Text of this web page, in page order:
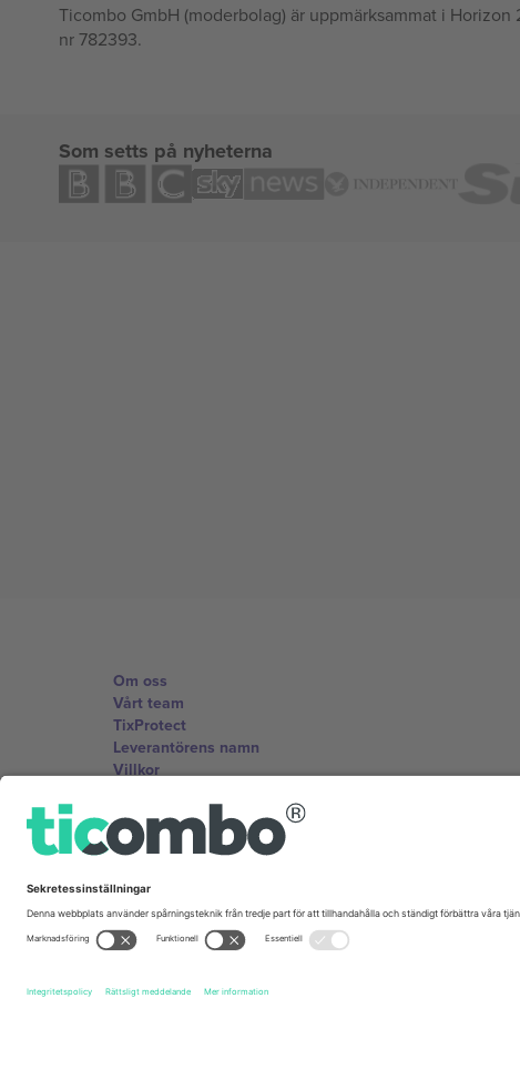
Ticombo GmbH (moderbolag) är uppmärksammat i
nr 782393.
Som setts på nyheterna
Om oss
Vårt team
TixProtect
Leverantörens namn
Villkor
Kontor och support